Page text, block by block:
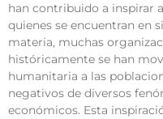
han contribuido a inspirar
quienes se encuentran en
materia, muchas
históricamente se han
humanitaria a las
negativos de diversos
económicos. Esta